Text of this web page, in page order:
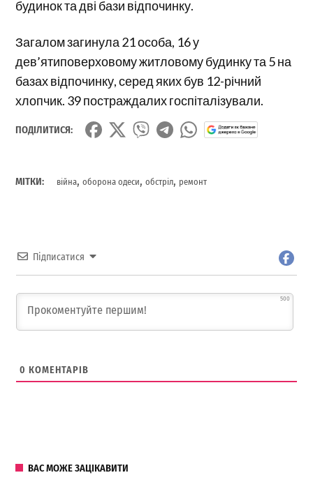
будинок та дві бази відпочинку.
Загалом загинула 21 особа, 16 у
дев’ятиповерховому житловому будинку та 5 на
базах відпочинку, серед яких був 12-річний
хлопчик. 39 постраждалих госпіталізували.
ПОДІЛИТИСЯ:
МІТКИ: війна,оборона одеси,обстріл, ремонт
Підписатися
500
0 КОМЕНТАРІВ
ВАС МОЖЕ ЗАЦІКАВИТИ